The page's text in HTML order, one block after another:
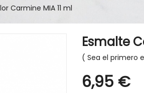
Carmine MIA 11 ml
Esmalte
Sea el primero
6,95 €